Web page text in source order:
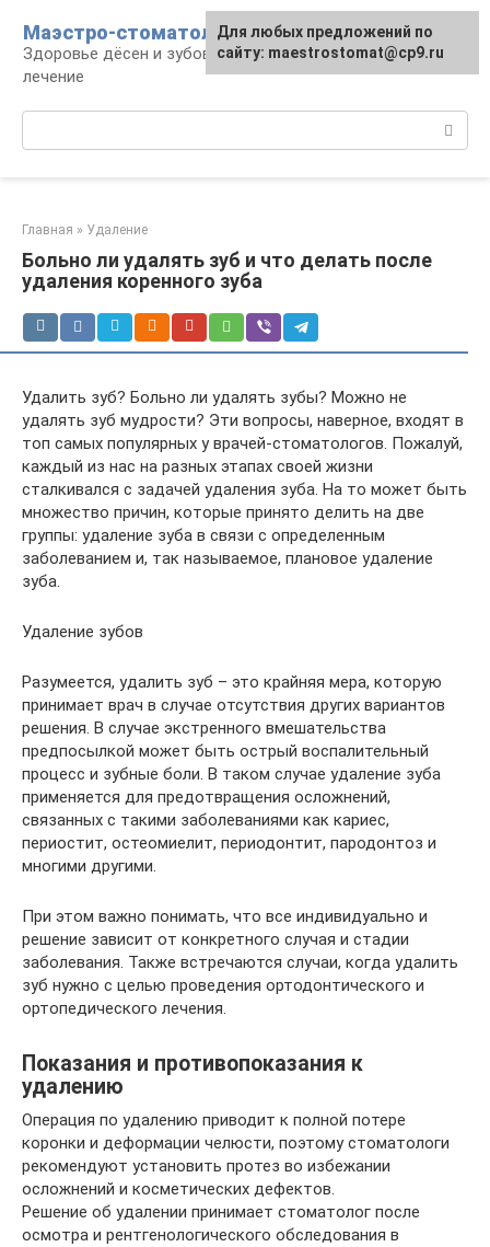
контенту
Маэстро-стоматолог
Здоровье дёсен и зубов, диагностика и
лечение
Главная » Удаление
Больно ли удалять зуб и что делать после
удаления коренного зуба
Удалить зуб? Больно ли удалять зубы? Можно не
удалять зуб мудрости? Эти вопросы, наверное, входят в
топ самых популярных у врачей-стоматологов. Пожалуй,
каждый из нас на разных этапах своей жизни
сталкивался с задачей удаления зуба. На то может быть
множество причин, которые принято делить на две
группы: удаление зуба в связи с определенным
заболеванием и, так называемое, плановое удаление
зуба.
Удаление зубов
Разумеется, удалить зуб – это крайняя мера, которую
принимает врач в случае отсутствия других вариантов
решения. В случае экстренного вмешательства
предпосылкой может быть острый воспалительный
процесс и зубные боли. В таком случае удаление зуба
применяется для предотвращения осложнений,
связанных с такими заболеваниями как кариес,
периостит, остеомиелит, периодонтит, пародонтоз и
многими другими.
При этом важно понимать, что все индивидуально и
решение зависит от конкретного случая и стадии
заболевания. Также встречаются случаи, когда удалить
зуб нужно с целью проведения ортодонтического и
ортопедического лечения.
Показания и противопоказания к
удалению
Операция по удалению приводит к полной потере
коронки и деформации челюсти, поэтому стоматологи
рекомендуют установить протез во избежании
осложнений и косметических дефектов.
Решение об удалении принимает стоматолог после
осмотра и рентгенологического обследования в
Для любых предложений по
сайту: maestrostomat@cp9.ru